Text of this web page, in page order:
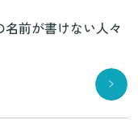
前が書けない人々